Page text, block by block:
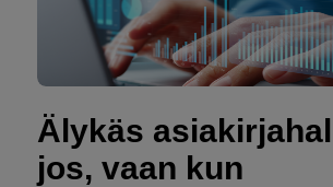
Älykäs
jos, vaan kun